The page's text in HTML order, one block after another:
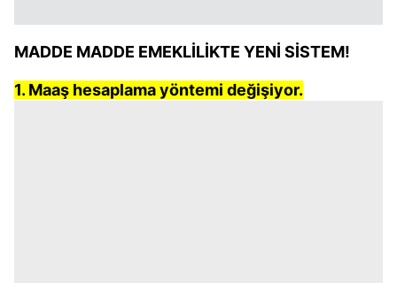
MADDE MADDE EMEKLİLİKTE YENİ SİSTEM!
1. Maaş hesaplama yöntemi değişiyor.